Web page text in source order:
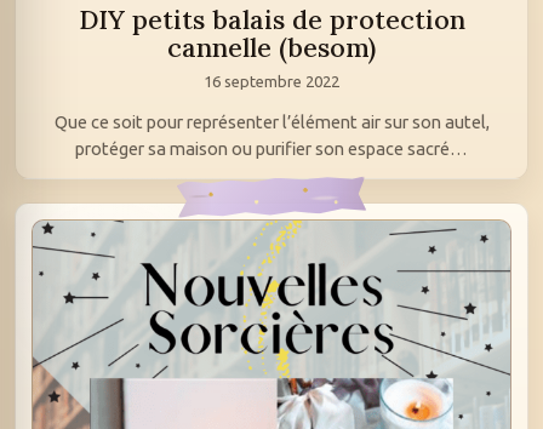
DIY petits balais de protection
cannelle (besom)
16 septembre 2022
Que ce soit pour représenter l’élément air sur son autel,
protéger sa maison ou purifier son espace sacré…